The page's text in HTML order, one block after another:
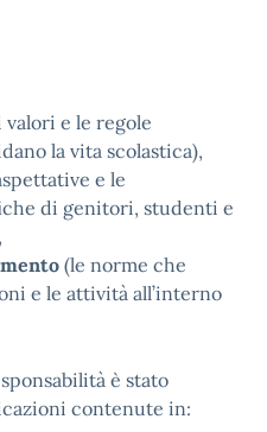
valori e le regole
la vita scolastica),
e le
di genitori, studenti e
(le norme che
e le attività all’interno
è stato
contenute in: